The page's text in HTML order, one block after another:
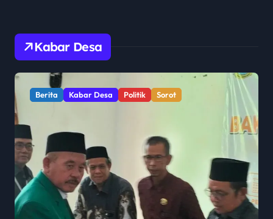
Kabar Desa
Berita Kabar Desa Politik Sorot